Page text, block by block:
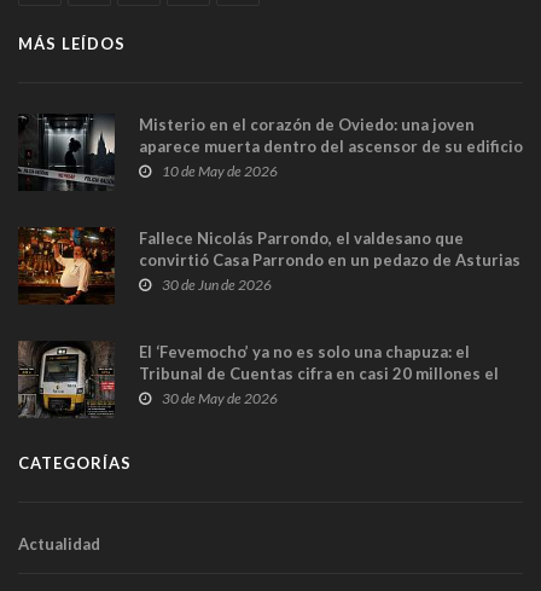
MÁS LEÍDOS
Misterio en el corazón de Oviedo: una joven
aparece muerta dentro del ascensor de su edificio
y las cámaras captan sus últimos minutos
10 de May de 2026
Fallece Nicolás Parrondo, el valdesano que
convirtió Casa Parrondo en un pedazo de Asturias
en Madrid
30 de Jun de 2026
El ‘Fevemocho’ ya no es solo una chapuza: el
Tribunal de Cuentas cifra en casi 20 millones el
sobrecoste de los trenes que no cabían por los
30 de May de 2026
CATEGORÍAS
Actualidad